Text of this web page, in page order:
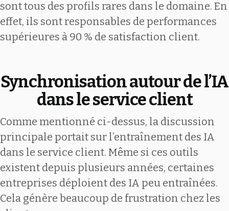
sont tous des profils rares dans le domaine. En
effet, ils sont responsables de performances
supérieures à 90 % de satisfaction client.
Synchronisation autour de l’IA
dans le service client
Comme mentionné ci-dessus, la discussion
principale portait sur l’entraînement des IA
dans le service client. Même si ces outils
existent depuis plusieurs années, certaines
entreprises déploient des IA peu entraînées.
Cela génère beaucoup de frustration chez les